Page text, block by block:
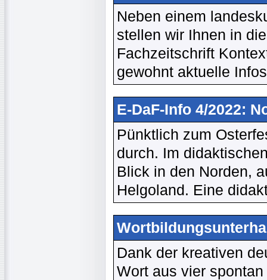
Neben einem
stellen wir Ihnen in
Fachzeitschrift
gewohnt aktuelle
E-DaF-Info 4/2022:
Pünktlich zum
durch. Im
Blick in den Norden,
Helgoland. Eine
Dank der kreativen
Wort aus vier